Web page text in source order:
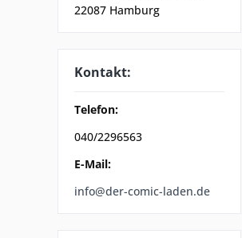
22087 Hamburg
Kontakt:
Telefon:
040/2296563
E-Mail:
info@der-comic-laden.de